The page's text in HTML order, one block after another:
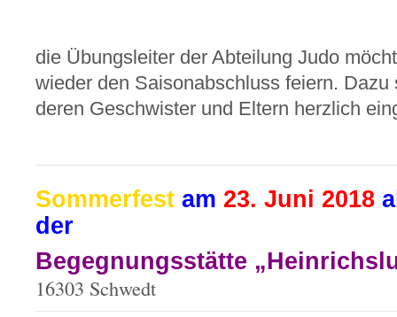
die Übungsleiter der Abteilung Judo
wieder den Saisonabschluss feiern. Dazu
deren Geschwister und Eltern herzlich
Sommerfest am 23. Juni 2018
der
Begegnungsstätte
16303 Schwedt